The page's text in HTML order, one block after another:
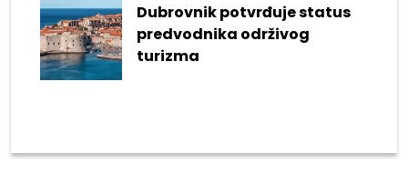
Dubrovnik potvrđuje status
predvodnika održivog
turizma